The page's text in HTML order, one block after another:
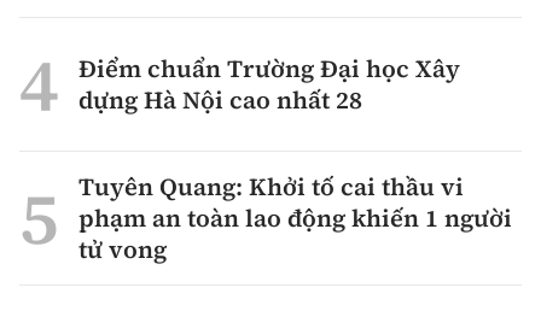
Điểm chuẩn Trường Đại học Xây
dựng Hà Nội cao nhất 28
Tuyên Quang: Khởi tố cai thầu vi
phạm an toàn lao động khiến 1 người
tử vong